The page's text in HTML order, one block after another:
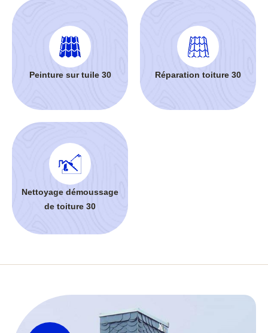
Peinture sur tuile 30 Réparation toiture 30
Nettoyage démoussage
de toiture 30